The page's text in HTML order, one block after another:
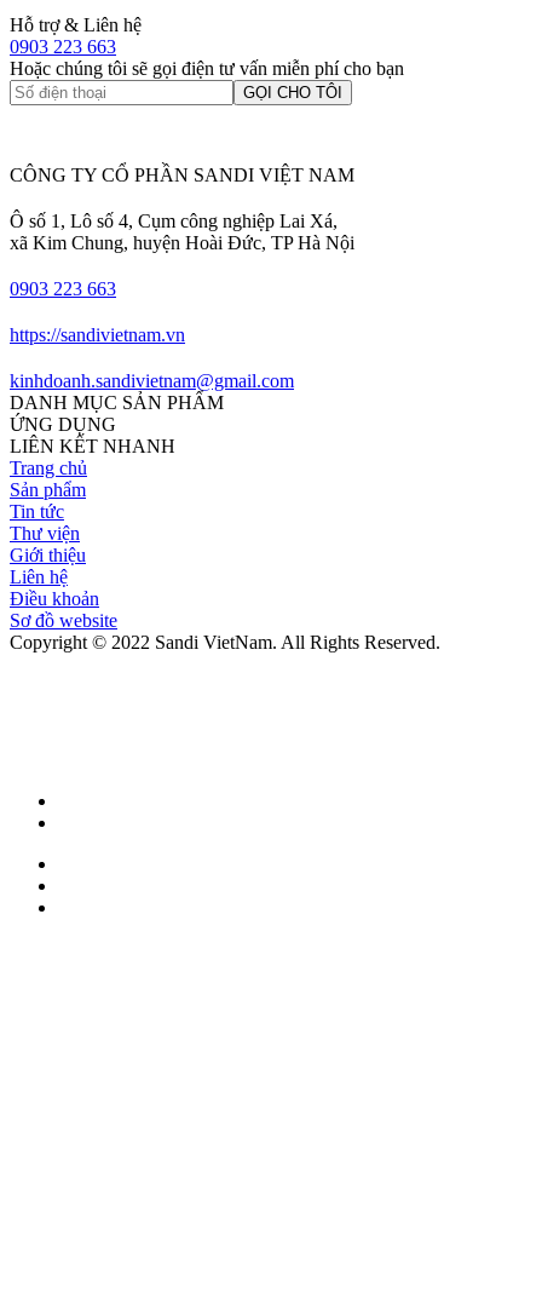
Hỗ trợ & Liên hệ
0903 223 663
Hoặc chúng tôi sẽ gọi điện tư vấn miễn phí cho bạn
GỌI CHO TÔI
CÔNG TY CỔ PHẦN SANDI VIỆT NAM
Ô số 1, Lô số 4, Cụm công nghiệp Lai Xá,
xã Kim Chung, huyện Hoài Đức, TP Hà Nội
0903 223 663
https://sandivietnam.vn
kinhdoanh.sandivietnam@gmail.com
DANH MỤC SẢN PHẨM
ỨNG DỤNG
LIÊN KẾT NHANH
Trang chủ
Sản phẩm
Tin tức
Thư viện
Giới thiệu
Liên hệ
Điều khoản
Sơ đồ website
Copyright © 2022 Sandi VietNam. All Rights Reserved.